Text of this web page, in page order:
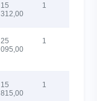
15
312,00
1
25
095,00
1
15
815,00
1